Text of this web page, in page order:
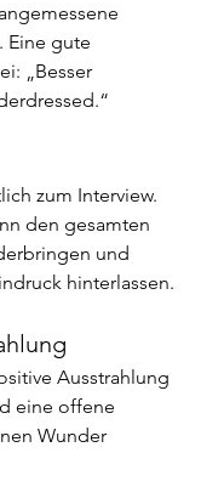
Eine gute
„Besser
zum Interview.
den gesamten
und
hinterlassen.
Ausstrahlung
eine offene
Wunder